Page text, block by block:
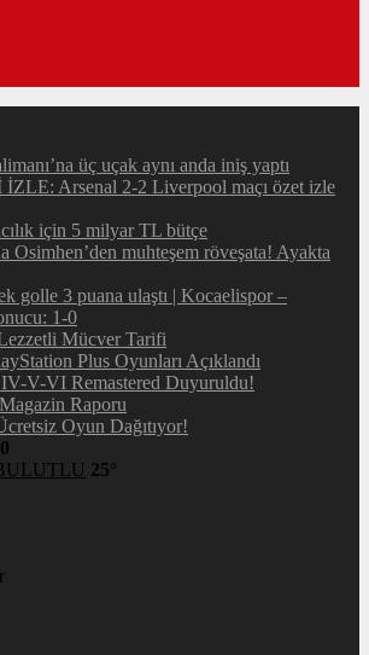
üç uçak aynı anda iniş yaptı
Arsenal 2-2 Liverpool maçı özet izle
için 5 milyar TL bütçe
Osimhen’den muhteşem röveşata! Ayakta
golle 3 puana ulaştı | Kocaelispor –
1-0
Mücver Tarifi
Plus Oyunları Açıklandı
V-VI Remastered Duyuruldu!
Raporu
Oyun Dağıtıyor!
25°